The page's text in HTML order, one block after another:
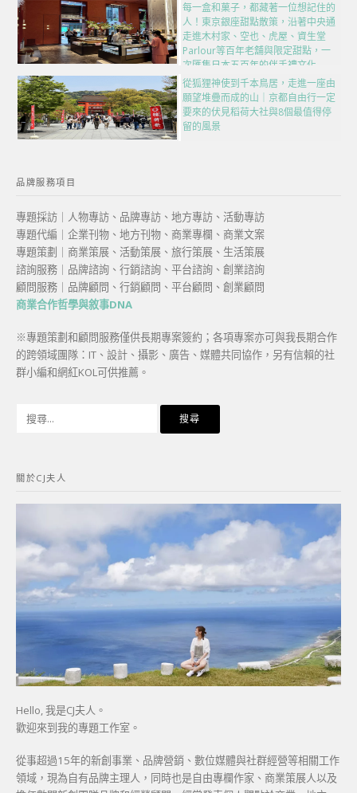
每一盒和菓子，都藏著一位想記住的
人！東京銀座甜點散策，沿著中央通
走進木村家、空也、虎屋、資生堂
Parlour等百年老舖與限定甜點，一
次匯集日本五百年的伴手禮文化
從狐狸神使到千本鳥居，走進一座由
願望堆疊而成的山｜京都自由行一定
要來的伏見稻荷大社與8個最值得停
留的風景
品牌服務項目
專題採訪｜人物專訪、品牌專訪、地方專訪、活動專訪
專題代編｜企業刊物、地方刊物、商業專欄、商業文案
專題策劃｜商業策展、活動策展、旅行策展、生活策展
諮詢服務｜品牌諮詢、行銷諮詢、平台諮詢、創業諮詢
顧問服務｜品牌顧問、行銷顧問、平台顧問、創業顧問
商業合作哲學與敘事DNA
※專題策劃和顧問服務僅供長期專案簽約；各項專案亦可與我長期合作
的跨領域團隊：IT、設計、攝影、廣告、媒體共同協作，另有信賴的社
群小編和網紅KOL可供推薦。
字:
關於CJ夫人
Hello, 我是CJ夫人。
歡迎來到我的專題工作室。
從事超過15年的新創事業、品牌營銷、數位媒體與社群經營等相關工作
領域，現為自有品牌主理人，同時也是自由專欄作家、商業策展人以及